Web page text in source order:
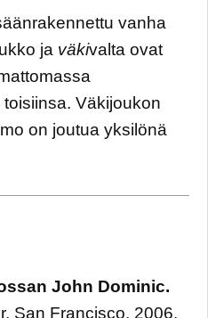
vanha
ja väkivalta ovat
Väkijoukon
on joutua yksilönä
John Dominic.
San Francisco. 2006.